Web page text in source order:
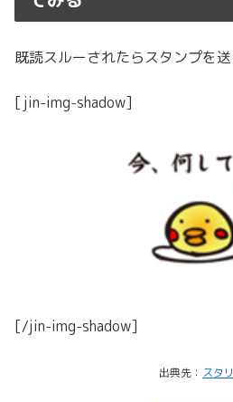
既読スルーされたらスタンプを送
[jin-img-shadow]
[/jin-img-shadow]
出典先： スタ